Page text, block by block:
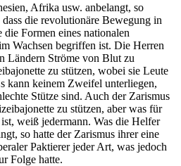
Afrika usw. anbelangt, so
die revolutionäre Bewegung in
Formen eines nationalen
Wachsen begriffen ist. Die Herren
Ländern Ströme von Blut zu
zu stützen, wobei sie Leute
kann keinem Zweifel unterliegen,
Stütze sind. Auch der Zarismus
zu stützen, aber was für
weiß jedermann. Was die Helfer
so hatte der Zarismus ihrer eine
Paktierer jeder Art, was jedoch
Folge hatte.